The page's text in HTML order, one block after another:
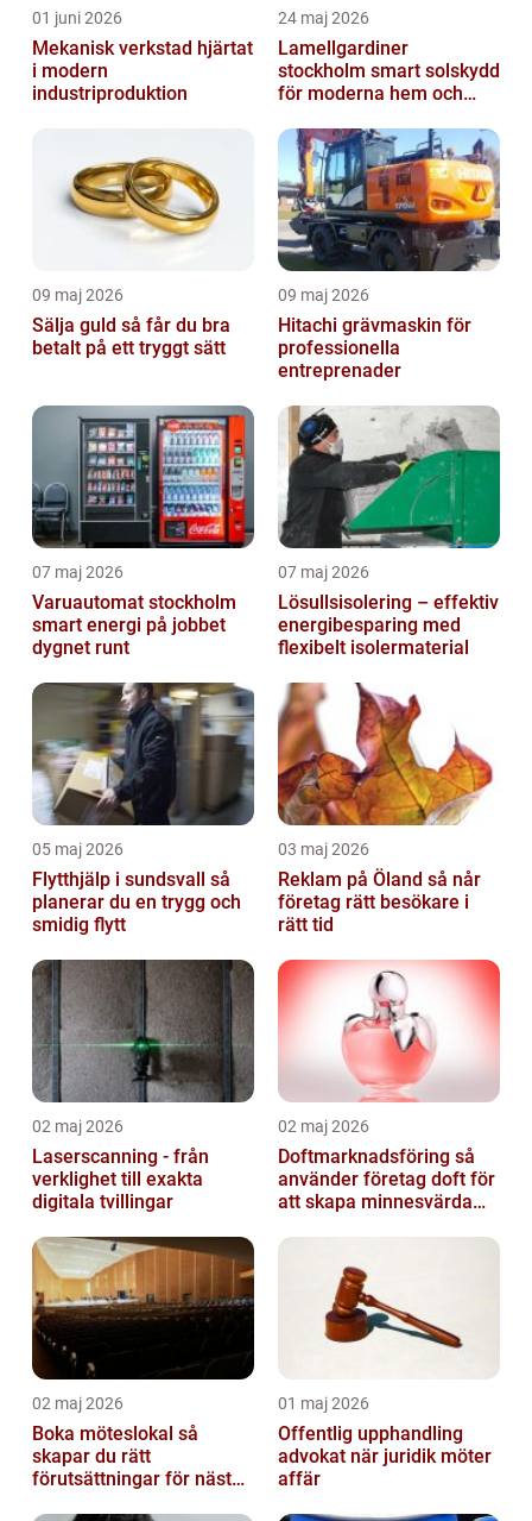
01 juni 2026
Mekanisk verkstad hjärtat
i modern
industriproduktion
24 maj 2026
Lamellgardiner
stockholm smart solskydd
för moderna hem och
09 maj 2026
Sälja guld så får du bra
betalt på ett tryggt sätt
09 maj 2026
Hitachi grävmaskin för
professionella
entreprenader
07 maj 2026
Varuautomat stockholm
smart energi på jobbet
dygnet runt
07 maj 2026
Lösullsisolering – effektiv
energibesparing med
flexibelt isolermaterial
05 maj 2026
Flytthjälp i sundsvall så
planerar du en trygg och
smidig flytt
03 maj 2026
Reklam på Öland så når
företag rätt besökare i
rätt tid
02 maj 2026
Laserscanning - från
verklighet till exakta
digitala tvillingar
02 maj 2026
Doftmarknadsföring så
använder företag doft för
att skapa minnesvärda
02 maj 2026
Boka möteslokal så
skapar du rätt
förutsättningar för nästa
01 maj 2026
Offentlig upphandling
advokat när juridik möter
affär